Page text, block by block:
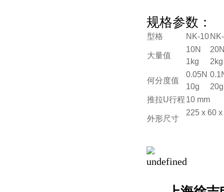
规格参数：
型格 NK-10
大量值
10N
1kg
何分度值
0.05N
10g
推拉U行程 10 mm
外形尺寸
225 x 60